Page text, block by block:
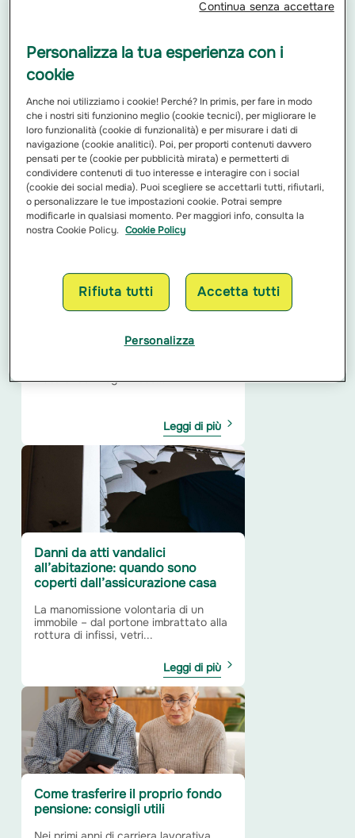
Sinistri e classi di merito
nell'assicurazione: cos'è e come
funziona la garanzia Maxi Valore
RCA
L'assicurazione auto rappresenta un
elemento imprescindibile nella
gestione dei rischi legati alla
circolazione stradale. Tra...Leggi di più
TFR in azienda oppure TFR
maturando in ogni mese...
Leggi di più
Danni da atti vandalici
all’abitazione: quando sono
coperti dall’assicurazione casa
La manomissione volontaria di un
immobile – dal portone imbrattato alla
rottura di infissi, vetri...
Leggi di più
Come trasferire il proprio fondo
pensione: consigli utili
Personalizza la tua esperienza con i
cookie
Anche noi utilizziamo i cookie! Perché? In primis, per fare in modo
che i nostri siti funzionino meglio (cookie tecnici), per migliorare le
loro funzionalità (cookie di funzionalità) e per misurare i dati di
navigazione (cookie analitici). Poi, per proporti contenuti davvero
pensati per te (cookie per pubblicità mirata) e permetterti di
condividere contenuti di tuo interesse e interagire con i social
(cookie dei social media). Puoi scegliere se accettarli tutti, rifiutarli,
o personalizzare le tue impostazioni cookie. Potrai sempre
modificarle in qualsiasi momento. Per maggiori info, consulta la
nostra Cookie Policy. Cookie Policy
Rifiuta tutti Accetta tutti
Personalizza
Continua senza accettare